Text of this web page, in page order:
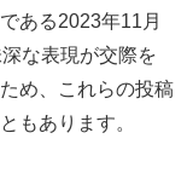
ある2023年11月
な表現が交際を
め、これらの投稿
もあります。